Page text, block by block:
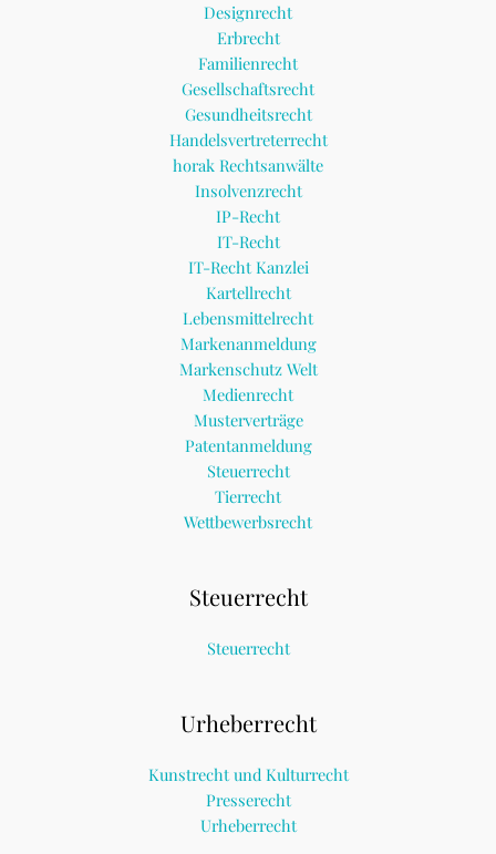
Designrecht
Erbrecht
Familienrecht
Gesellschaftsrecht
Gesundheitsrecht
Handelsvertreterrecht
horak Rechtsanwälte
Insolvenzrecht
IP-Recht
IT-Recht
IT-Recht Kanzlei
Kartellrecht
Lebensmittelrecht
Markenanmeldung
Markenschutz Welt
Medienrecht
Musterverträge
Patentanmeldung
Steuerrecht
Tierrecht
Wettbewerbsrecht
Steuerrecht
Steuerrecht
Urheberrecht
Kunstrecht und Kulturrecht
Presserecht
Urheberrecht